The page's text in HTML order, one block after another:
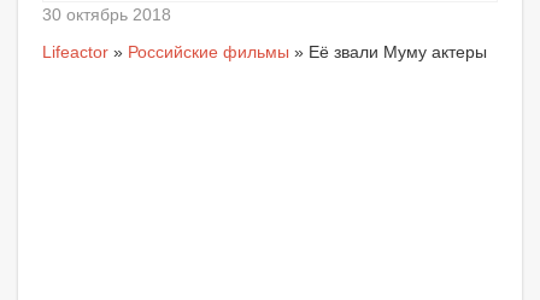
30 октябрь 2018
Lifeactor » Российские фильмы » Её звали Муму актеры